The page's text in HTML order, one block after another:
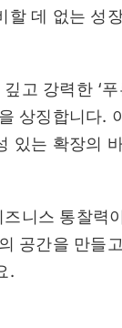
데 없는 성
고 강력한 ‘
상징합니다.
있는 확장의
니스 통찰력
공간을 만들
.